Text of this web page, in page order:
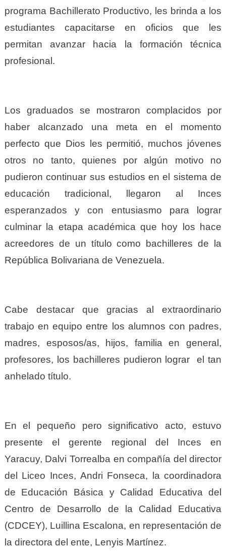
programa Bachillerato Productivo, les brinda a los
estudiantes capacitarse en oficios que les
permitan avanzar hacia la formación técnica
profesional.
Los graduados se mostraron complacidos por
haber alcanzado una meta en el momento
perfecto que Dios les permitió, muchos jóvenes
otros no tanto, quienes por algún motivo no
pudieron continuar sus estudios en el sistema de
educación tradicional, llegaron al Inces
esperanzados y con entusiasmo para lograr
culminar la etapa académica que hoy los hace
acreedores de un título como bachilleres de la
República Bolivariana de Venezuela.
Cabe destacar que gracias al extraordinario
trabajo en equipo entre los alumnos con padres,
madres, esposos/as, hijos, familia en general,
profesores, los bachilleres pudieron lograr el tan
anhelado título.
En el pequeño pero significativo acto, estuvo
presente el gerente regional del Inces en
Yaracuy, Dalvi Torrealba en compañía del director
del Liceo Inces, Andri Fonseca, la coordinadora
de Educación Básica y Calidad Educativa del
Centro de Desarrollo de la Calidad Educativa
(CDCEY), Luillina Escalona, en representación de
la directora del ente, Lenyis Martínez.